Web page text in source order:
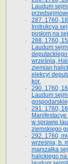
Laudum
287. 1760,
Instrukcya
posłom na
288. 1760,
Laudum
września,
ziemian
elekcyi
kor.
290. 1760,
Laudum
291. 1760,
w sprawie
ziemskiego
292. 1760,
września, b.
marszałka
halickiego